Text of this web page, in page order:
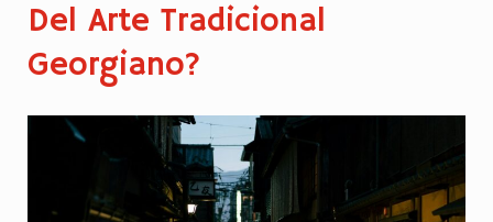
Del Arte Tradicional
Georgiano?